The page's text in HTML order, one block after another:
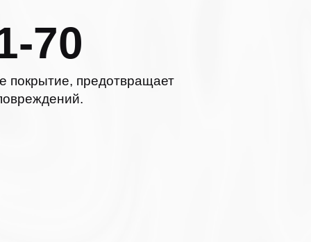
70
покрытие, предотвращает